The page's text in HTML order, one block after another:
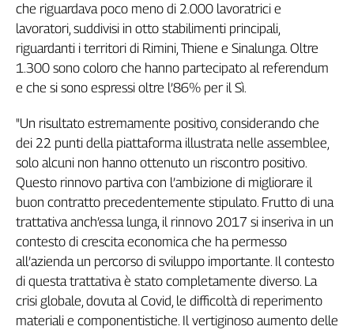
Slc
Spi
Inca
Caaf
di
Genova,
il
sangue
della
120
anni
Cgil
Collettiva
Academy
che riguardava poco meno di 2.000 lavoratrici e
lavoratori, suddivisi in otto stabilimenti principali,
riguardanti i territori di Rimini, Thiene e Sinalunga. Oltre
1.300 sono coloro che hanno partecipato al referendum
e che si sono espressi oltre l’86% per il Sì.
"Un risultato estremamente positivo, considerando che
dei 22 punti della piattaforma illustrata nelle assemblee,
solo alcuni non hanno ottenuto un riscontro positivo.
Questo rinnovo partiva con l’ambizione di migliorare il
buon contratto precedentemente stipulato. Frutto di una
trattativa anch’essa lunga, il rinnovo 2017 si inseriva in un
contesto di crescita economica che ha permesso
all’azienda un percorso di sviluppo importante. Il contesto
di questa trattativa è stato completamente diverso. La
crisi globale, dovuta al Covid, le difficoltà di reperimento
materiali e componentistiche. Il vertiginoso aumento delle